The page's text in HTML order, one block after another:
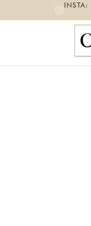
INSTA: